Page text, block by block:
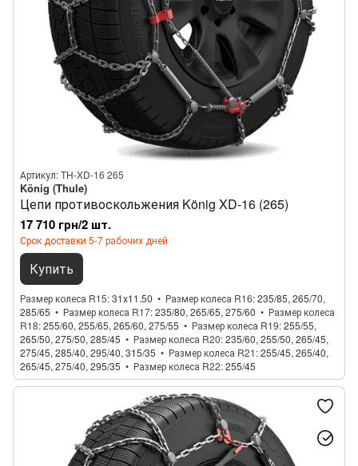
Артикул: TH-XD-16 265
König (Thule)
Цепи противоскольжения König XD-16 (265)
17 710 грн/2 шт.
Срок доставки 5-7 рабочих дней
Купить
Размер колеса R15 31x11.50 Размер колеса R16 235/85, 265/70,
285/65
Размер колеса R17 235/80, 265/65, 275/60
Размер колеса
R18 255/60, 255/65, 265/60, 275/55 Размер колеса R19 255/55,
265/50, 275/50, 285/45
Размер колеса R20 235/60, 255/50, 265/45,
275/45, 285/40, 295/40, 315/35
Размер колеса R21 255/45, 265/40,
265/45, 275/40, 295/35
Размер колеса R22 255/45